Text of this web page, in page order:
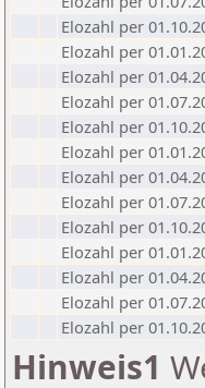
Elozahl per
Elozahl per
Elozahl per
Elozahl per
Elozahl per
Elozahl per
Elozahl per
Elozahl per
Elozahl per
Elozahl per
Elozahl per
Elozahl per
Elozahl per
Hinweis1